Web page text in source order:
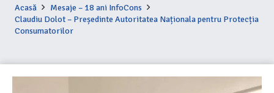
Acasă
Mesaje – 18 ani InfoCons
Claudiu Dolot – Președinte Autoritatea Naționala pentru Protecția
Consumatorilor